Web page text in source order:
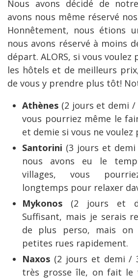
Nous avons décidé de
avons nous même réservé
Honnêtement, nous étions
nous avons réservé à moins
départ. ALORS, si vous
les hôtels et de meilleurs
de vous y prendre plus tôt!
Athènes (2 jours et demi /
vous pourriez même le
et demie si vous ne
Santorini (3 jours et
nous avons eu le
villages, vous
longtemps pour relaxer
Mykonos (2 jours et
Suffisant, mais je serais
de plus perso, mais
petites rues rapidement.
Naxos (2 jours et demi /
très grosse île, on fait